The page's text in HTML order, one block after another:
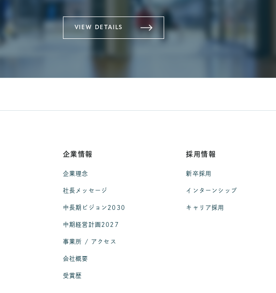
VIEW DETAILS
企業情報
企業理念
社長メッセージ
中長期ビジョン2030
中期経営計画2027
事業所 / アクセス
会社概要
受賞歴
採用情報
新卒採用
インターンシップ
キャリア採用